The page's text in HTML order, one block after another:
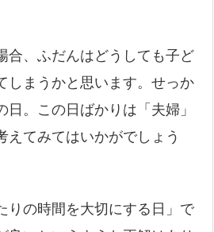
合、ふだんはどうしても子ど
しまうかと思います。せっか
日。この日ばかりは「夫婦」
えてみてはいかがでしょう
りの時間を大切にする日」で